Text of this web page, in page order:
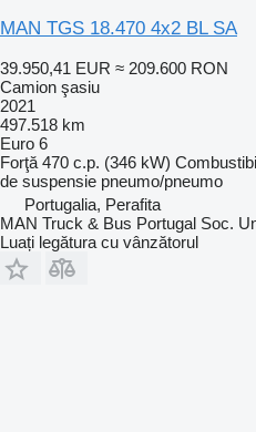
MAN TGS 18.470 4x2 BL SA
39.950,41 EUR ≈ 209.600 RON
Camion şasiu
2021
497.518 km
Euro 6
Forţă 470 c.p. (346 kW)
de suspensie pneumo/pneumo
Portugalia, Perafita
MAN Truck & Bus Portugal Soc.
Luați legătura cu vânzătorul